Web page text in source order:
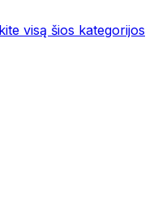
visą šios kategorijos